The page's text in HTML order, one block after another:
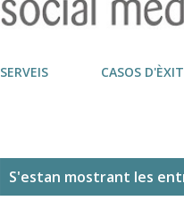
SERVEIS CASOS D'ÈXIT
S'estan mostrant les